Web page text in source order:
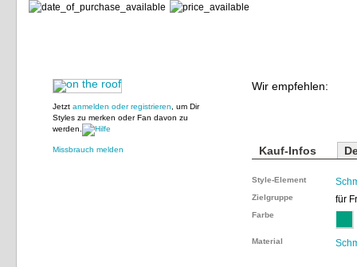
Jetzt anmelden oder registrieren , um Dir
Styles zu merken oder Fan davon zu
werden.
Missbrauch melden
Wir empfehlen:
Kauf-Infos
Style-Element
Zielgruppe für
Farbe
Material